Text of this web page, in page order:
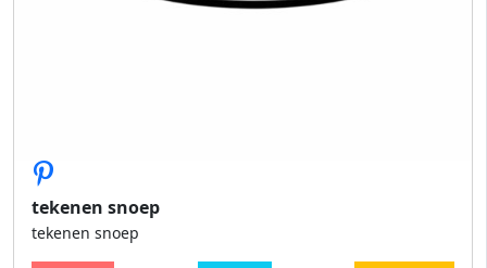
tekenen snoep
tekenen snoep